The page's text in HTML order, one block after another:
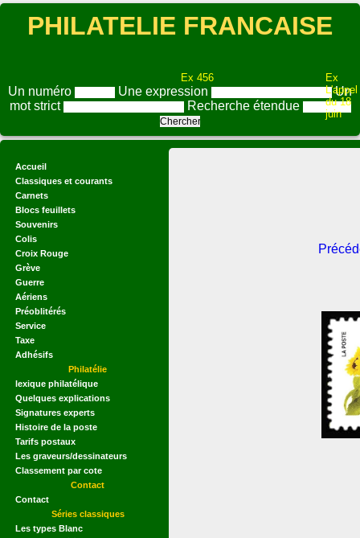
PHILATELIE FRANCAISE
Ex 456
Ex
L'appel
du 18
juin
Un numéro Une expression
Un
mot strict
Recherche étendue
Accueil
Classiques et courants
Carnets
Blocs feuillets
Souvenirs
Colis
Croix Rouge
Grève
Guerre
Aériens
Préoblitérés
Service
Taxe
Adhésifs
Philatélie
lexique philatélique
Quelques explications
Signatures experts
Histoire de la poste
Tarifs postaux
Les graveurs/dessinateurs
Classement par cote
Contact
Contact
Séries classiques
Les types Blanc